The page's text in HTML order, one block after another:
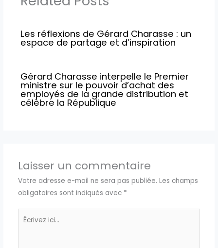
Les réflexions de Gérard Charasse : un
espace de partage et d’inspiration
Gérard Charasse interpelle le Premier
ministre sur le pouvoir d’achat des
employés de la grande distribution et
célèbre la République
Laisser un commentaire
Votre adresse e-mail ne sera pas publiée. Les champs
obligatoires sont indiqués avec *
Écrivez